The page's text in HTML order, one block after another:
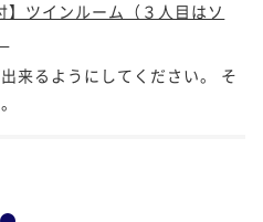
】ツインルーム（３人目はソ
来るようにしてください。 そ